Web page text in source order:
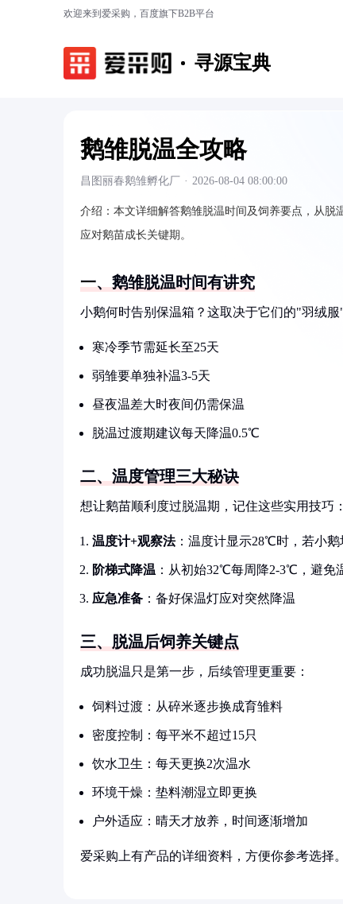
欢迎来到爱采购，百度旗下B2B平台
寻源宝典
鹅雏脱温全攻略
昌图丽春鹅雏孵化厂 · 2026-08-04 08:00:00
介绍： 本文详细解答鹅雏脱温时间及饲养要点，从脱
应对鹅苗成长关键期。
一、鹅雏脱温时间有讲究
小鹅何时告别保温箱？这取决于它们的"羽绒
寒冷季节需延长至25天
弱雏要单独补温3-5天
昼夜温差大时夜间仍需保温
脱温过渡期建议每天降温0.5℃
二、温度管理三大秘诀
想让鹅苗顺利度过脱温期，记住这些实用技巧：
温度计+观察法：温度计显示28℃时，若小
阶梯式降温 ：从初始32℃每周降2-3℃，避免
应急准备 ：备好保温灯应对突然降温
三、脱温后饲养关键点
成功脱温只是第一步，后续管理更重要：
饲料过渡：从碎米逐步换成育雏料
密度控制：每平米不超过15只
饮水卫生：每天更换2次温水
环境干燥：垫料潮湿立即更换
户外适应：晴天才放养，时间逐渐增加
爱采购上有产品的详细资料，方便你参考选择